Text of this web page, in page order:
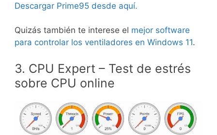
Descargar Prime95 desde aquí.
Quizás también te interese el mejor software
para controlar los ventiladores en Windows 11.
3. CPU Expert – Test de estrés
sobre CPU online